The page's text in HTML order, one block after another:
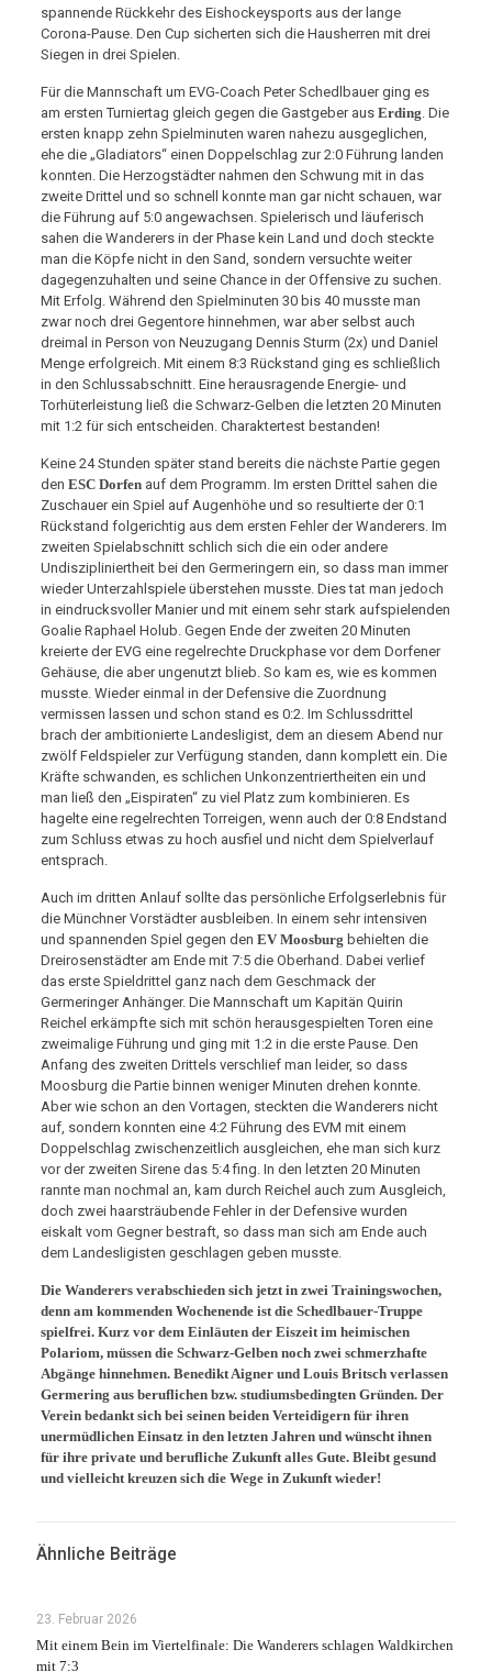
spannende Rückkehr des Eishockeysports aus der lange
Corona-Pause. Den Cup sicherten sich die Hausherren mit drei
Siegen in drei Spielen.
Für die Mannschaft um EVG-Coach Peter Schedlbauer ging es
am ersten Turniertag gleich gegen die Gastgeber aus Erding. Die
ersten knapp zehn Spielminuten waren nahezu ausgeglichen,
ehe die „Gladiators“ einen Doppelschlag zur 2:0 Führung landen
konnten. Die Herzogstädter nahmen den Schwung mit in das
zweite Drittel und so schnell konnte man gar nicht schauen, war
die Führung auf 5:0 angewachsen. Spielerisch und läuferisch
sahen die Wanderers in der Phase kein Land und doch steckte
man die Köpfe nicht in den Sand, sondern versuchte weiter
dagegenzuhalten und seine Chance in der Offensive zu suchen.
Mit Erfolg. Während den Spielminuten 30 bis 40 musste man
zwar noch drei Gegentore hinnehmen, war aber selbst auch
dreimal in Person von Neuzugang Dennis Sturm (2x) und Daniel
Menge erfolgreich. Mit einem 8:3 Rückstand ging es schließlich
in den Schlussabschnitt. Eine herausragende Energie- und
Torhüterleistung ließ die Schwarz-Gelben die letzten 20 Minuten
mit 1:2 für sich entscheiden. Charaktertest bestanden!
Keine 24 Stunden später stand bereits die nächste Partie gegen
den ESC Dorfenauf dem Programm. Im ersten Drittel sahen die
Zuschauer ein Spiel auf Augenhöhe und so resultierte der 0:1
Rückstand folgerichtig aus dem ersten Fehler der Wanderers. Im
zweiten Spielabschnitt schlich sich die ein oder andere
Undiszipliniertheit bei den Germeringern ein, so dass man immer
wieder Unterzahlspiele überstehen musste. Dies tat man jedoch
in eindrucksvoller Manier und mit einem sehr stark aufspielenden
Goalie Raphael Holub. Gegen Ende der zweiten 20 Minuten
kreierte der EVG eine regelrechte Druckphase vor dem Dorfener
Gehäuse, die aber ungenutzt blieb. So kam es, wie es kommen
musste. Wieder einmal in der Defensive die Zuordnung
vermissen lassen und schon stand es 0:2. Im Schlussdrittel
brach der ambitionierte Landesligist, dem an diesem Abend nur
zwölf Feldspieler zur Verfügung standen, dann komplett ein. Die
Kräfte schwanden, es schlichen Unkonzentriertheiten ein und
man ließ den „Eispiraten“ zu viel Platz zum kombinieren. Es
hagelte eine regelrechten Torreigen, wenn auch der 0:8 Endstand
zum Schluss etwas zu hoch ausfiel und nicht dem Spielverlauf
entsprach.
Auch im dritten Anlauf sollte das persönliche Erfolgserlebnis für
die Münchner Vorstädter ausbleiben. In einem sehr intensiven
und spannenden Spiel gegen den EV Moosburg behielten die
Dreirosenstädter am Ende mit 7:5 die Oberhand. Dabei verlief
das erste Spieldrittel ganz nach dem Geschmack der
Germeringer Anhänger. Die Mannschaft um Kapitän Quirin
Reichel erkämpfte sich mit schön herausgespielten Toren eine
zweimalige Führung und ging mit 1:2 in die erste Pause. Den
Anfang des zweiten Drittels verschlief man leider, so dass
Moosburg die Partie binnen weniger Minuten drehen konnte.
Aber wie schon an den Vortagen, steckten die Wanderers nicht
auf, sondern konnten eine 4:2 Führung des EVM mit einem
Doppelschlag zwischenzeitlich ausgleichen, ehe man sich kurz
vor der zweiten Sirene das 5:4 fing. In den letzten 20 Minuten
rannte man nochmal an, kam durch Reichel auch zum Ausgleich,
doch zwei haarsträubende Fehler in der Defensive wurden
eiskalt vom Gegner bestraft, so dass man sich am Ende auch
dem Landesligisten geschlagen geben musste.
Die Wanderers verabschieden sich jetzt in zwei Trainingswochen,
denn am kommenden Wochenende ist die Schedlbauer-Truppe
spielfrei. Kurz vor dem Einläuten der Eiszeit im heimischen
Polariom, müssen die Schwarz-Gelben noch zwei schmerzhafte
Abgänge hinnehmen. Benedikt Aigner und Louis Britsch verlassen
Germering aus beruflichen bzw. studiumsbedingten Gründen. Der
Verein bedankt sich bei seinen beiden Verteidigern für ihren
unermüdlichen Einsatz in den letzten Jahren und wünscht ihnen
für ihre private und berufliche Zukunft alles Gute. Bleibt gesund
und vielleicht kreuzen sich die Wege in Zukunft wieder!
Ähnliche Beiträge
23. Februar 2026
Mit einem Bein im Viertelfinale: Die Wanderers schlagen Waldkirchen
mit 7:3